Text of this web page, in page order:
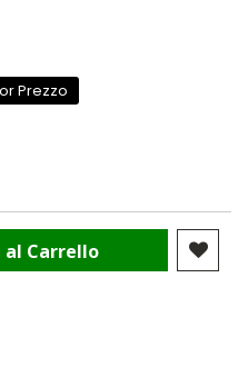
Prezzo
Carrello